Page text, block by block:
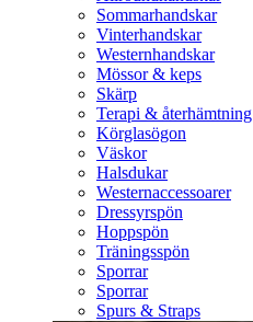
Sommarhandskar
Vinterhandskar
Westernhandskar
Mössor & keps
Skärp
Terapi & återhämtning
Körglasögon
Väskor
Halsdukar
Westernaccessoarer
Dressyrspön
Hoppspön
Träningsspön
Sporrar
Sporrar
Spurs & Straps